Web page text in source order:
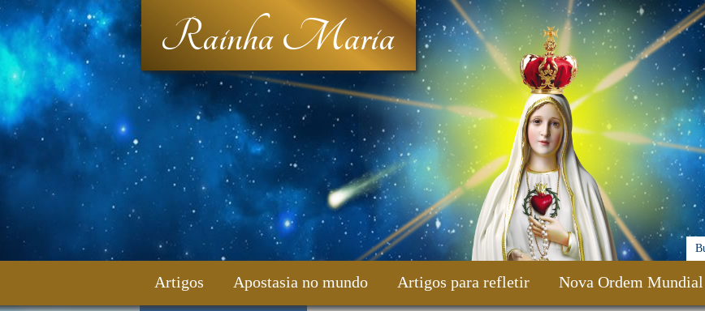
Rainha Maria
Artigos Apostasia no mundo Artigos para refletir Nova Ordem Mundial